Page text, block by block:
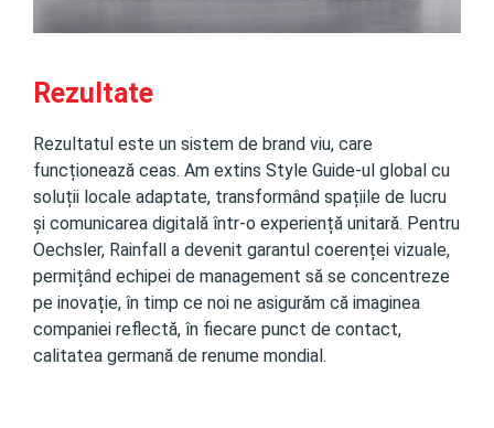
Rezultate
Rezultatul este un sistem de brand viu, care
funcționează ceas. Am extins Style Guide-ul global cu
soluții locale adaptate, transformând spațiile de lucru
și comunicarea digitală într-o experiență unitară. Pentru
Oechsler, Rainfall a devenit garantul coerenței vizuale,
permițând echipei de management să se concentreze
pe inovație, în timp ce noi ne asigurăm că imaginea
companiei reflectă, în fiecare punct de contact,
calitatea germană de renume mondial.